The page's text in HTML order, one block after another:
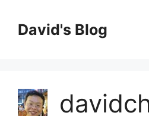
David's Blog